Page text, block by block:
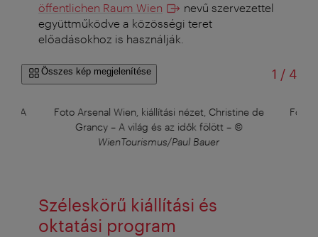
öffentlichen Raum Wien
nevű szervezettel
együttműködve a közösségi teret
előadásokhoz is használják.
Összes kép megjelenítése 1 // 4
- A
Foto Arsenal Wien, kiállítási nézet, Christine de
Grancy – A világ és az idők fölött– ©
WienTourismus/Paul Bauer
Foto
Széleskörű kiállítási és
oktatási program